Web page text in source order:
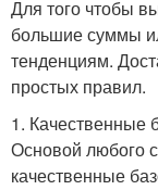
Для того чтобы
большие суммы
тенденциям.
простых правил.
1. Качественные
Основой любого
качественные